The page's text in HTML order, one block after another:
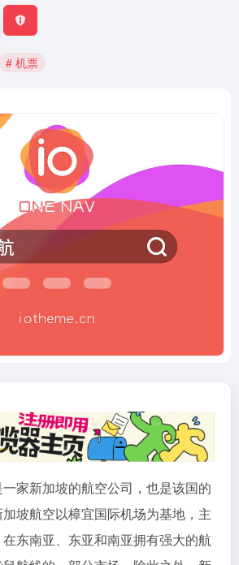
# 机票
家新加坡的航空公司，也是该国的
坡航空以樟宜国际机场为基地，主
东南亚、东亚和南亚拥有强大的航